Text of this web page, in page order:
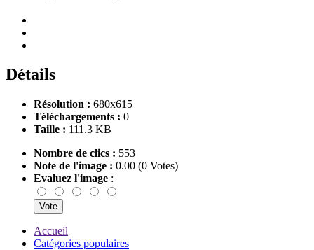
Détails
Résolution : 680x615
Téléchargements : 0
Taille : 111.3 KB
Nombre de clics : 553
Note de l'image : 0.00 (0 Votes)
Evaluez l'image :
Accueil
Catégories populaires